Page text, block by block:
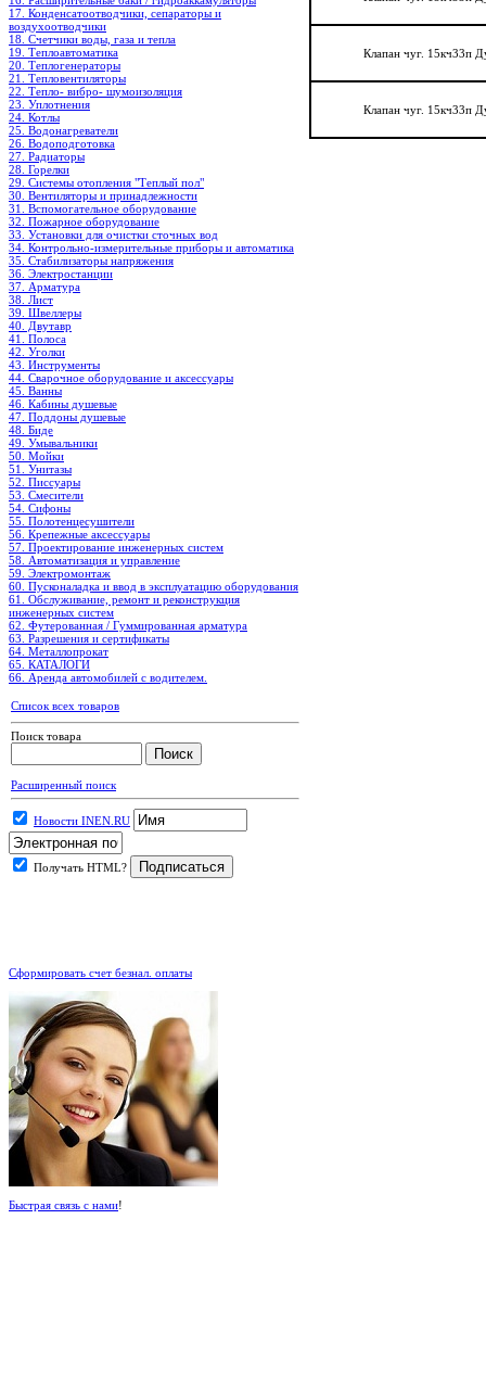
17. Конденсатоотводчики, сепараторы и
воздухоотводчики
18. Счетчики воды, газа и тепла
19. Теплоавтоматика
20. Теплогенераторы
21. Тепловентиляторы
22. Тепло- вибро- шумоизоляция
23. Уплотнения
24. Котлы
25. Водонагреватели
26. Водоподготовка
27. Радиаторы
28. Горелки
29. Системы отопления "Теплый пол"
30. Вентиляторы и принадлежности
31. Вспомогательное оборудование
32. Пожарное оборудование
33. Установки для очистки сточных вод
34. Контрольно-измерительные приборы и автоматика
35. Стабилизаторы напряжения
36. Электростанции
37. Арматура
38. Лист
39. Швеллеры
40. Двутавр
41. Полоса
42. Уголки
43. Инструменты
44. Сварочное оборудование и аксессуары
45. Ванны
46. Кабины душевые
47. Поддоны душевые
48. Биде
49. Умывальники
50. Мойки
51. Унитазы
52. Писсуары
53. Смесители
54. Сифоны
55. Полотенцесушители
56. Крепежные аксессуары
57. Проектирование инженерных систем
58. Автоматизация и управление
59. Электромонтаж
60. Пусконаладка и ввод в эксплуатацию оборудования
61. Обслуживание, ремонт и реконструкция
инженерных систем
62. Футерованная / Гуммированная арматура
63. Разрешения и сертификаты
64. Металлопрокат
65. КАТАЛОГИ
66. Аренда автомобилей с водителем.
Список всех товаров
Поиск товара
Расширенный поиск
Новости INEN.RU
Получать HTML?
Сформировать счет безнал. оплаты
Быстрая связь с нами!
Клапан чуг. 15кч33п
Клапан чуг. 15кч33п